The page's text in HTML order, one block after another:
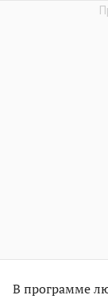
В программе